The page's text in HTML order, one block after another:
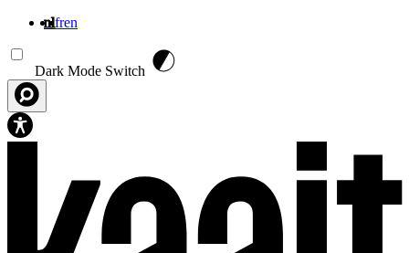
nlfren
Dark Mode Switch